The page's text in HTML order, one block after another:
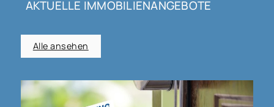
AKTUELLE IMMOBILIENANGEBOTE
Alle ansehen